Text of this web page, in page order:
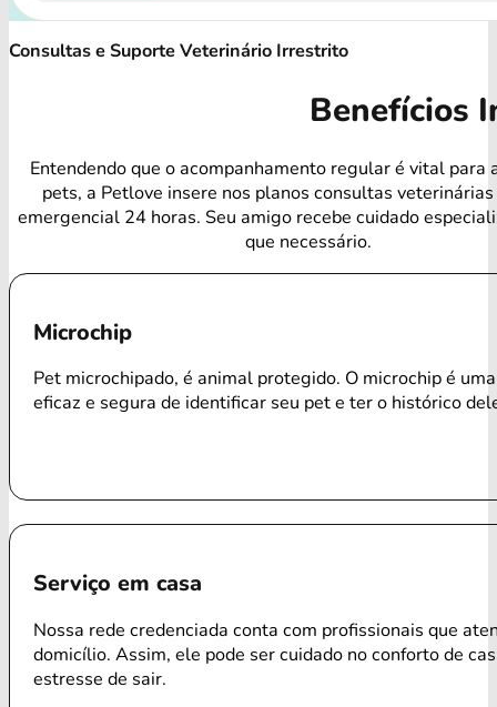
Consultas e Suporte Veterinário Irrestrito
Benefícios
Entendendo que o acompanhamento regular é vital para
pets, a Petlove insere nos planos consultas
emergencial 24 horas. Seu amigo recebe cuidado
que necessário.
Microchip
Pet microchipado, é animal protegido. O microchip é
eficaz e segura de identificar seu pet e ter o histórico
Serviço em casa
Nossa rede credenciada conta com profissionais que
domicílio. Assim, ele pode ser cuidado no conforto de
estresse de sair.